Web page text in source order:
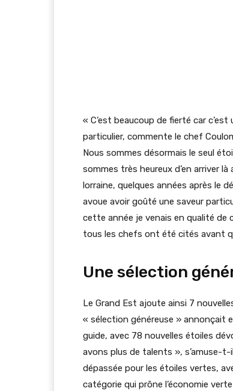
« C’est beaucoup de fierté car
particulier, commente le chef
Nous sommes désormais le seul
sommes très heureux d’en arriver
lorraine, quelques années après le
avoue avoir goûté une saveur
cette année je venais en qualité de
tous les chefs ont été cités avant
Une sélection
Le Grand Est ajoute ainsi 7
« sélection généreuse » annonçait
guide, avec 78 nouvelles étoiles
avons plus de talents », s’amuse-
dépassée pour les étoiles vertes,
catégorie qui prône l’économie